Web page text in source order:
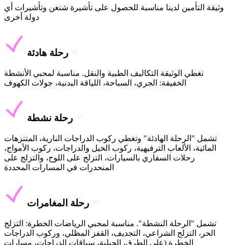
وثيقة التأمين لدينا مناسبة للحصول على تأشيرة شنغن وتأشيرات أي
دولة أخرى
رحلة هادئة
تغطي الوثيقة التكاليف الطبية والنقل. مناسبة لمحبي الأنشطة
الخفيفة: الجري، السباحة، اللياقة البدنية، جولات الكهوف
رحلة نشطة
تشمل "الرحلة الهادئة" وتغطي ركوب الدراجات النارية، المتنزهات
المائية، الألعاب الترفيهية، ركوب الخيل والدراجات، ركوب الأمواج،
رحلات السفاري بالسيارات، التزلج على اللوح، والتزلج على
المنحدرات في المسارات المحددة
رحلة المغامرات
تشمل "الرحلة النشطة". مناسبة لمحبي الرياضات الخطرة: التزلج
الحر، التزلج الشراعي، التجديف، القفز المظلي، وركوب الدراجات
الخطرة (على الطرق، الجبلية، سباقات الدراجات، مسارات